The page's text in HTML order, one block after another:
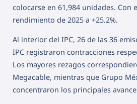
colocarse en 61,984 unidades. Con
rendimiento de 2025 a +25.2%.
Al interior del IPC, 26 de las 36
IPC registraron contracciones
Los mayores rezagos
Megacable, mientras que Grupo
concentraron los principales